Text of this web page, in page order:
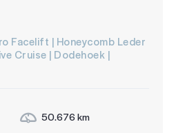
Facelift | Honeycomb Leder
Cruise | Dodehoek |
50.676 km